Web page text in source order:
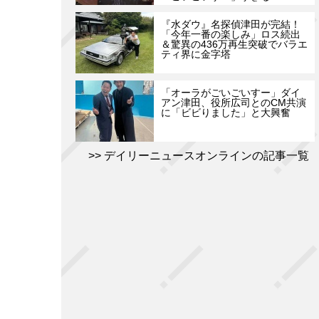
『水ダウ』名探偵津田が完結！
「今年一番の楽しみ」ロス続出
＆驚異の436万再生突破でバラエ
ティ界に金字塔
「オーラがごいごいすー」ダイ
アン津田、役所広司とのCM共演
に「ビビりました」と大興奮
デイリーニュースオンラインの記事一覧